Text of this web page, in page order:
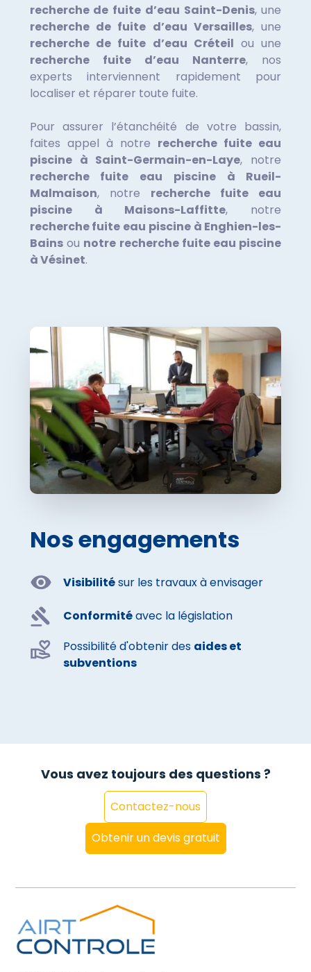
recherche de fuite d’eau Saint-Denis, une
recherche de fuite d’eau Versailles, une
recherche de fuite d’eau Créteil ou une
recherche fuite d’eau Nanterre, nos
experts interviennent rapidement pour
localiser et réparer toute fuite.
Pour assurer l’étanchéité de votre bassin,
faites appel à notre recherche fuite eau
piscine à Saint-Germain-en-Laye, notre
recherche fuite eau piscine à Rueil-
Malmaison,notre recherche fuite eau
piscine à Maisons-Laffitte, notre
recherche fuite eau piscine à Enghien-les-
Bainsou notre recherche fuite eau piscine
à Vésinet.
Nos engagements
Visibilitésur les travaux à envisager
Conformitéavec la législation
Possibilité d'obtenir des aides et
subventions
Vous avez toujours des questions ?
Contactez-nous
Obtenir un devis gratuit